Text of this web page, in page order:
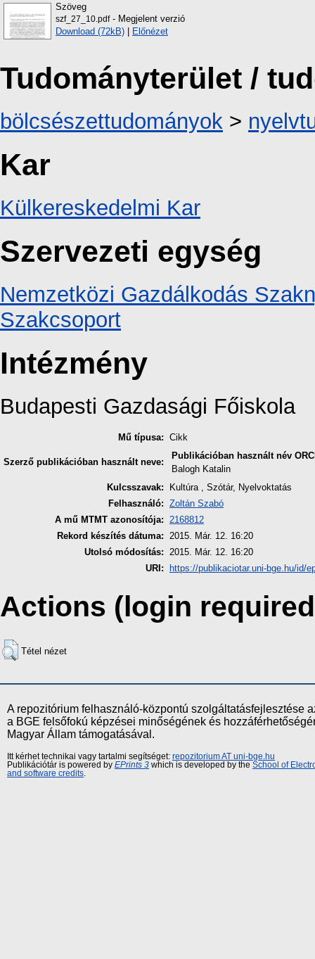
Szöveg
szf_27_10.pdf- Megjelent verzió
Download (72kB) | Előnézet
Tudományterület /
bölcsészettudományok >
Kar
Külkereskedelmi Kar
Szervezeti egység
Nemzetközi Gazdálkodás
Szakcsoport
Intézmény
Budapesti Gazdasági Főiskola
Mű típusa: Cikk
Szerző publikációban használt neve:
Publikációban használt név
Balogh Katalin
Kulcsszavak:
Kultúra , Szótár, Nyelvoktatás
Felhasználó: Zoltán Szabó
A mű MTMT azonosítója: 2168812
Rekord készítés dátuma: 2015. Már. 12. 16:20
Utolsó módosítás: 2015. Már. 12. 16:20
URI:
https://publikaciotar.uni-bge.hu/id/
Actions (login
Tétel nézet
A repozitórium felhasználó-központú szolgáltatásfejlesztése
a BGE felsőfokú képzései minőségének és
Magyar Állam támogatásával.
Itt kérhet technikai vagy tartalmi segítséget: repozitorium AT uni-bge.hu
Publikációtár is powered by EPrints 3 which is developed by the School of
and software credits